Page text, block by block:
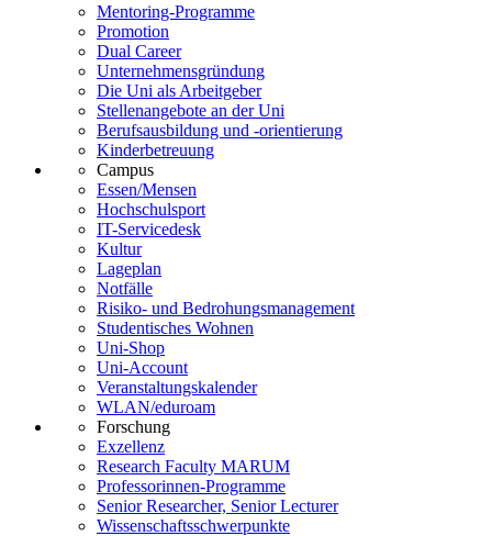
Mentoring-Programme
Promotion
Dual Career
Unternehmensgründung
Die Uni als Arbeitgeber
Stellenangebote an der Uni
Berufsausbildung und -orientierung
Kinderbetreuung
Campus
Essen/Mensen
Hochschulsport
IT-Servicedesk
Kultur
Lageplan
Notfälle
Risiko- und Bedrohungsmanagement
Studentisches Wohnen
Uni-Shop
Uni-Account
Veranstaltungskalender
WLAN/eduroam
Forschung
Exzellenz
Research Faculty MARUM
Professorinnen-Programme
Senior Researcher, Senior Lecturer
Wissenschaftsschwerpunkte